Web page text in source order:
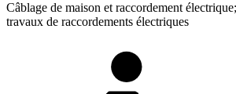
Câblage de maison et raccordement
travaux de raccordements électriques